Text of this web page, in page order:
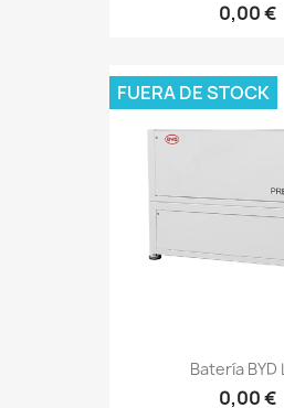
0,00 €
Batería BYD
0,00 €
FUERA DE STOCK